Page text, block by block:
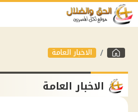
الاخبار العامة
الاخبار العامة